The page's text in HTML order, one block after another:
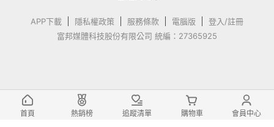
APP下載 隱私權政策 服務條款 電腦版
登入/註冊
富邦媒體科技股份有限公司 統編：27365925
首頁 熱銷榜 追蹤清單 購物車 會員中心